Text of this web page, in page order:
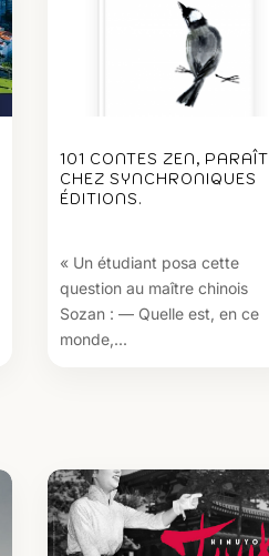
101 CONTES ZEN, PARAÎT
CHEZ SYNCHRONIQUES
ÉDITIONS.
« Un étudiant posa cette
question au maître chinois
Sozan : — Quelle est, en ce
monde,...